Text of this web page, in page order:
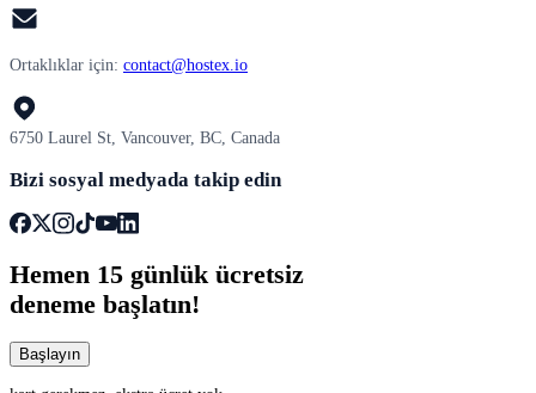
Ortaklıklar için: contact@hostex.io
6750 Laurel St, Vancouver, BC, Canada
Bizi sosyal medyada takip edin
Hemen 15 günlük ücretsiz
deneme başlatın!
Başlayın